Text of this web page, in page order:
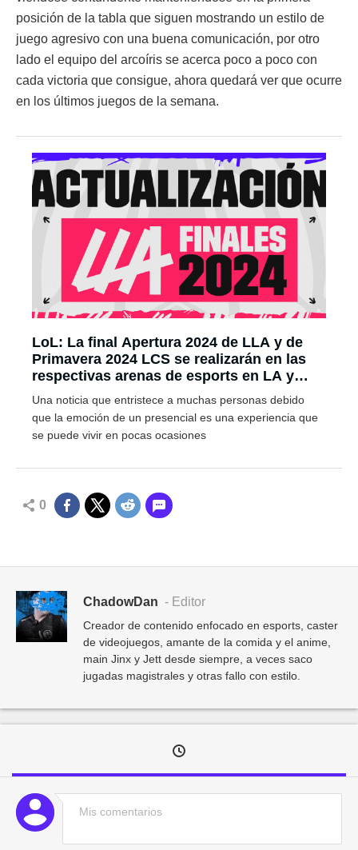
posición de la tabla que siguen mostrando un estilo de
juego agresivo con una buena comunicación, por otro
lado el equipo del arcoíris se acerca poco a poco con
cada victoria que consigue, ahora quedará ver que ocurre
en los últimos juegos de la semana.
LoL: La final Apertura 2024 de LLA y de
Primavera 2024 LCS se realizarán en las
respectivas arenas de esports en LA y
México
Una noticia que entristece a muchas personas debido
que la emoción de un presencial es una experiencia que
se puede vivir en pocas ocasiones
0
ChadowDan - Editor
Creador de contenido enfocado en esports, caster
de videojuegos, amante de la comida y el anime,
main Jinx y Jett desde siempre, a veces saco
jugadas magistrales y otras fallo con estilo.